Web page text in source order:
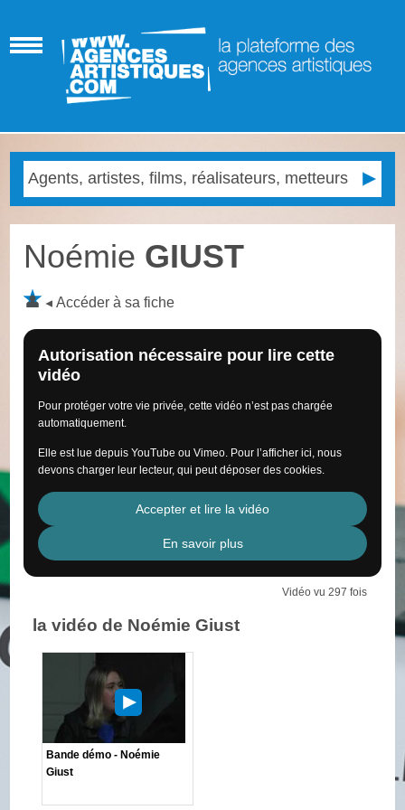
Noémie GIUST
Accéder à sa fiche
Autorisation nécessaire pour lire cette
vidéo
Pour protéger votre vie privée, cette vidéo n’est pas chargée
automatiquement.
Elle est lue depuis YouTube ou Vimeo. Pour l’afficher ici, nous
devons charger leur lecteur, qui peut déposer des cookies.
Accepter et lire la vidéo
En savoir plus
Vidéo vu 297 fois
la vidéo de Noémie Giust
Bande démo - Noémie
Giust